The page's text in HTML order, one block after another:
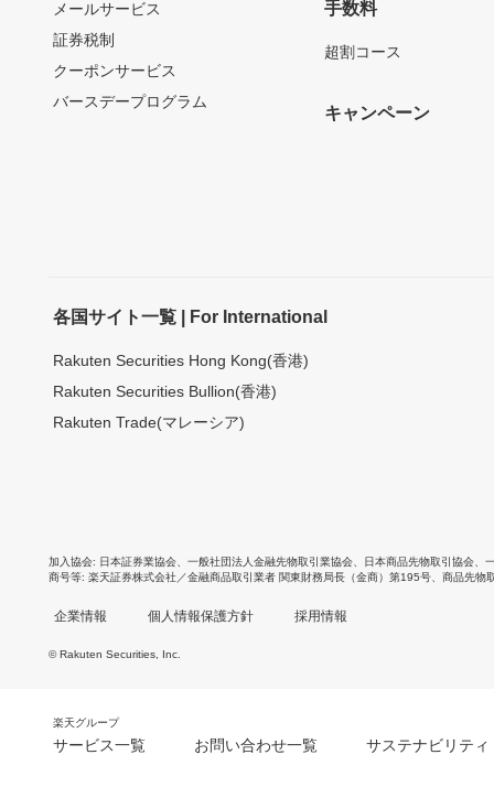
メールサービス
証券税制
クーポンサービス
バースデープログラム
手数料
超割コース
キャンペーン
各国サイト一覧 | For International
Rakuten Securities Hong Kong(香港)
Rakuten Securities Bullion(香港)
Rakuten Trade(マレーシア)
加入協会 日本証券業協会 一般社団法人金融先物取引業協会 日本商品先物取引協会
商号等 楽天証券株式会社／金融商品取引業者 関東財務局長（金商）第195号、商品先物
企業情報 個人情報保護方針 採用情報
© Rakuten Securities, Inc.
楽天グループ
サービス一覧 お問い合わせ一覧 サステナビリティ